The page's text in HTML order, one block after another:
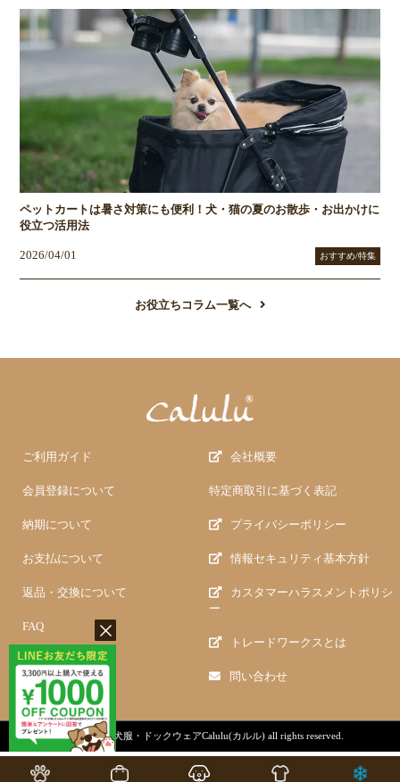
ペットカートは暑さ対策にも便利！犬・猫の夏のお散歩・お出かけに
役立つ活用法
2026/04/01 おすすめ/特集
お役立ちコラム一覧へ
ご利用ガイド
会員登録について
納期について
お支払について
返品・交換について
FAQ
会社概要
特定商取引に基づく表記
プライバシーポリシー
情報セキュリティ基本方針
カスタマーハラスメントポリシ
ー
トレードワークスとは
問い合わせ
copyright (c)犬服・ドックウェアCalulu(カルル) all rights reserved.